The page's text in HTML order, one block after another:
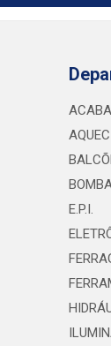
E.P.I.